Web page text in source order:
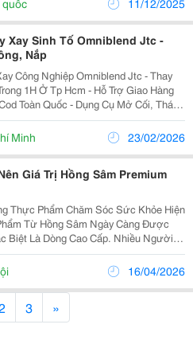
quốc 11/12/2025
Xay Sinh Tố Omniblend Jtc -
Nắp
Công Nghiệp Omniblend Jtc - Thay
Tp Hcm - Hỗ Trợ Giao Hàng
- Dụng Cụ Mở Cối, Tháo
Thép: 350.000...
Minh 23/02/2026
Giá Trị Hồng Sâm Premium
Thực Phẩm Chăm Sóc Sức Khỏe Hiện
Từ Hồng Sâm Ngày Càng Được
Biệt Là Dòng Cao Cấp. Nhiều Người
Bắt Gặp Các Sản Phẩm Như
Hàn Quốc Dạng Gói Với Mức Giá Khá
16/04/2026
3 »